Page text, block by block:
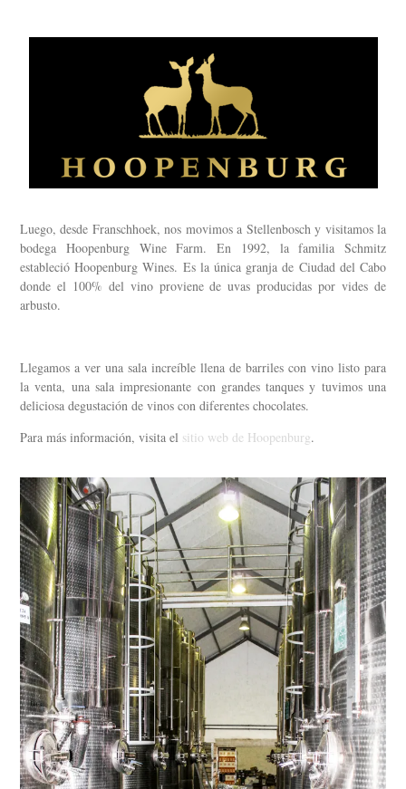
Luego, desde Franschhoek, nos movimos a Stellenbosch y visitamos la
bodega Hoopenburg Wine Farm. En 1992, la familia Schmitz
estableció Hoopenburg Wines. Es la única granja de Ciudad del Cabo
donde el 100% del vino proviene de uvas producidas por vides de
arbusto.
Llegamos a ver una sala increíble llena de barriles con vino listo para
la venta, una sala impresionante con grandes tanques y tuvimos una
deliciosa degustación de vinos con diferentes chocolates.
Para más información, visita el sitio web de Hoopenburg.